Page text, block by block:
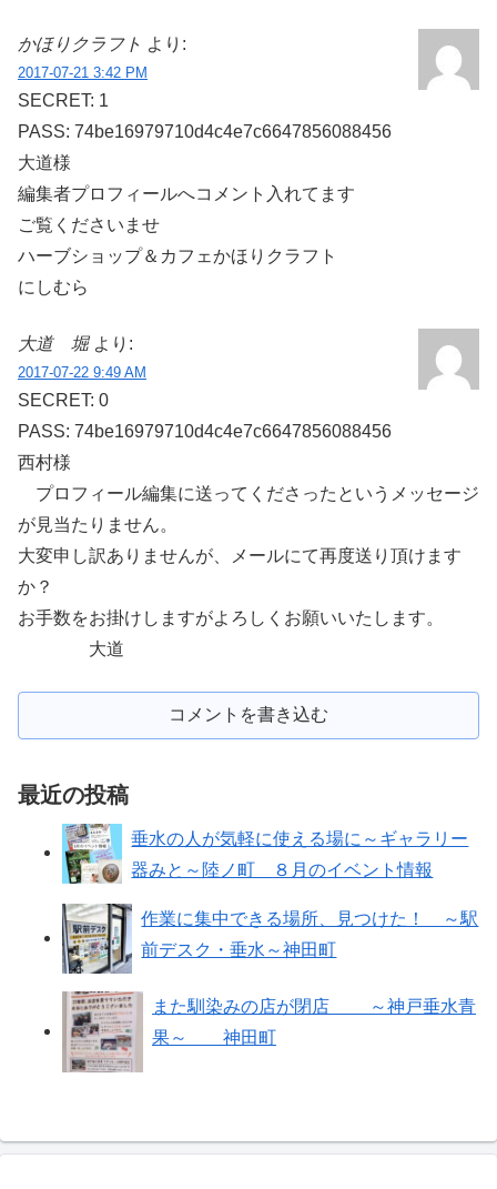
かほりクラフト より:
2017-07-21 3:42 PM
SECRET: 1
PASS: 74be16979710d4c4e7c6647856088456
大道様
編集者プロフィールへコメント入れてます
ご覧くださいませ
ハーブショップ＆カフェかほりクラフト
にしむら
大道 堀 より:
2017-07-22 9:49 AM
SECRET: 0
PASS: 74be16979710d4c4e7c6647856088456
西村様
プロフィール編集に送ってくださったというメッセージ
が見当たりません。
大変申し訳ありませんが、メールにて再度送り頂けます
か？
お手数をお掛けしますがよろしくお願いいたします。
大道
コメントを書き込む
最近の投稿
垂水の人が気軽に使える場に～ギャラリー
器みと～陸ノ町 ８月のイベント情報
作業に集中できる場所、見つけた！ ～駅
前デスク・垂水～神田町
また馴染みの店が閉店 ～神戸垂水青
果～ 神田町